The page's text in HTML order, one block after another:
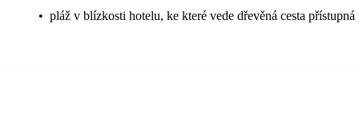
• pláž v blízkosti hotelu, ke které vede dřevěná cesta